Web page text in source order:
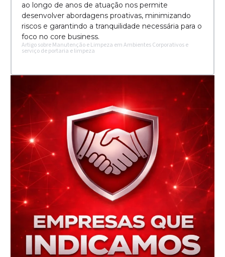
ao longo de anos de atuação nos permite
desenvolver abordagens proativas, minimizando
riscos e garantindo a tranquilidade necessária para o
foco no core business.
Artigo sobre Manutenção e Limpeza em Ambientes Corporativos e
serviço de portaria e limpeza